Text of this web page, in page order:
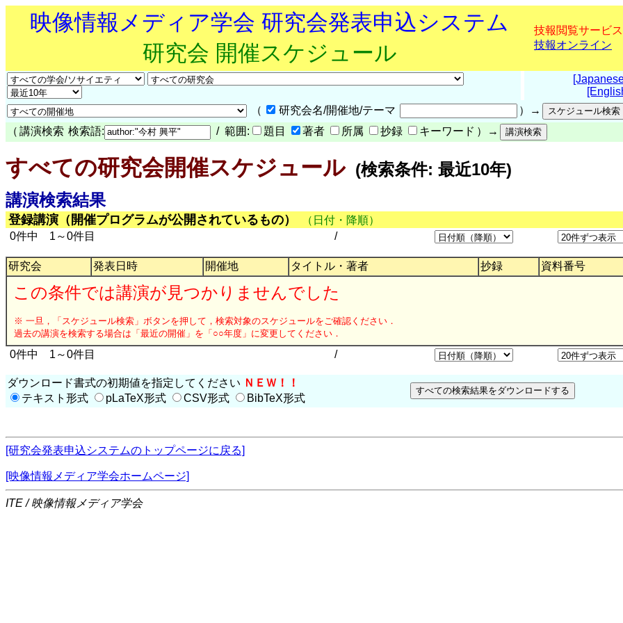
映像情報メディア学会 研究会発表申込システム
研究会 開催スケジュール
技報閲覧サービス
技報オンライン
（
研究会名/開催地/テーマ
）→
（ 講演検索 検索語: / 範囲: 題目 著者 所属 抄録 キーワード ）→
すべての研究会開催スケジュール(検索条件: 最近10年)
講演検索結果
登録講演（開催プログラムが公開されているもの）
（日付・降順）
0件中 1～0件目
/
研究会 発表日時 開催地 タイトル・著者 抄録 資料番号
この条件では講演が見つかりませんでした
※ 一旦，「スケジュール検索」ボタンを押して，検索対象のスケジュールをご確認ください．
過去の講演を検索する場合は「最近の開催」を「○○年度」に変更してください．
0件中 1～0件目 /
ダウンロード書式の初期値を指定してください ＮＥＷ！！
テキスト形式
pLaTeX形式 CSV形式 BibTeX形式
[研究会発表申込システムのトップページに戻る]
[映像情報メディア学会ホームページ]
ITE / 映像情報メディア学会